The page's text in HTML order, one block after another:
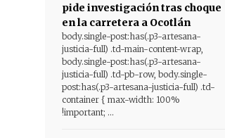
pide investigación tras choque
en la carretera a Ocotlán
body.single-post:has(.p3-artesana-
justicia-full) .td-main-content-wrap,
body.single-post:has(.p3-artesana-
justicia-full) .td-pb-row, body.single-
post:has(.p3-artesana-justicia-full) .td-
container { max-width: 100%
!important; ...